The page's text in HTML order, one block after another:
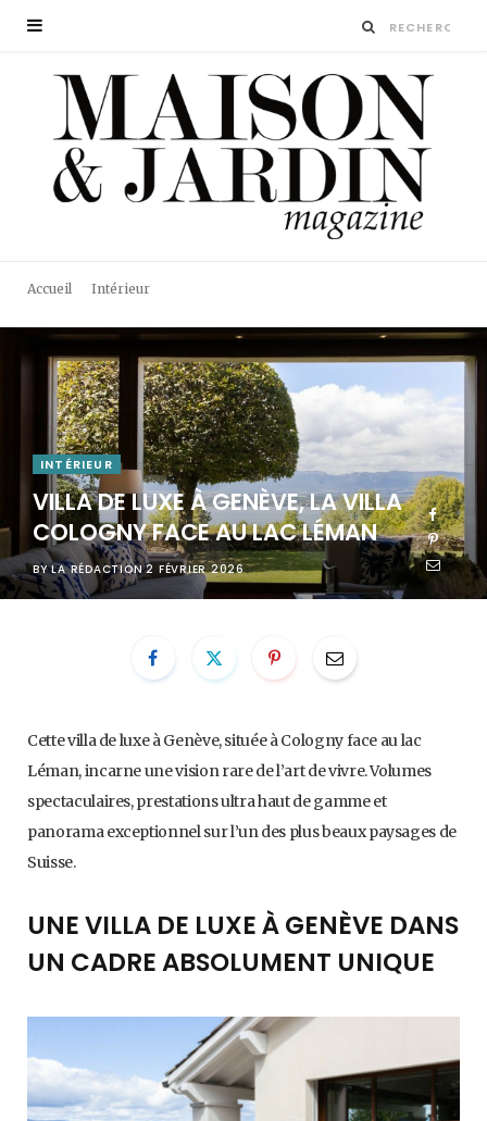
Accueil Intérieur
INTÉRIEUR
VILLA DE LUXE À GENÈVE, LA VILLA
COLOGNY FACE AU LAC LÉMAN
BY LA RÉDACTION 2 FÉVRIER 2026
Cette villa de luxe à Genève, située à Cologny face au lac
Léman, incarne une vision rare de l’art de vivre. Volumes
spectaculaires, prestations ultra haut de gamme et
panorama exceptionnel sur l’un des plus beaux paysages de
Suisse.
UNE VILLA DE LUXE À GENÈVE DANS
UN CADRE ABSOLUMENT UNIQUE